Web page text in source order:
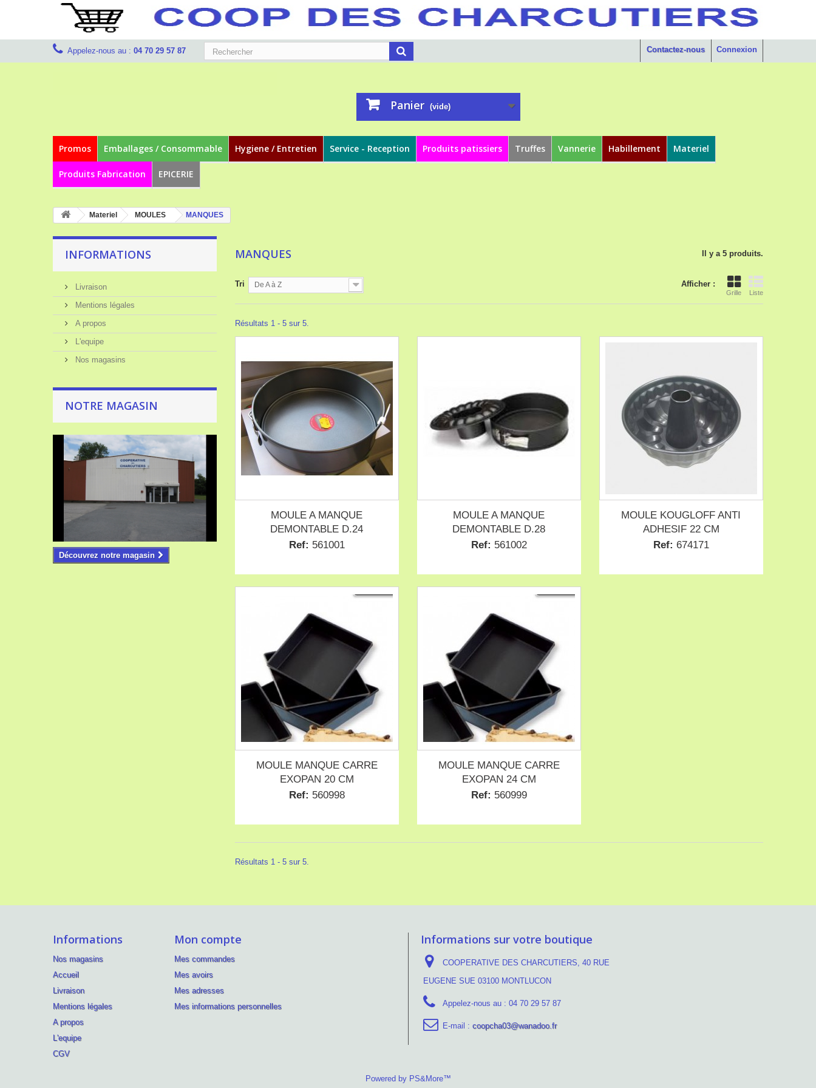
Connexion
Contactez-nous
Appelez-nous au : 04 70 29 57 87
Panier (vide)
Promos Emballages / Consommable Hygiene / Entretien Service - Reception Produits patissiers Truffes Vannerie Habillement Materiel
Produits Fabrication EPICERIE
Materiel MOULES MANQUES
INFORMATIONS
Livraison
Mentions légales
A propos
L'equipe
Nos magasins
NOTRE MAGASIN
Découvrez notre magasin
MANQUES Il y a 5 produits.
Afficher :
Grille Liste
Tri De A à Z
Résultats 1 - 5 sur 5.
MOULE A MANQUE
DEMONTABLE D.24
Ref: 561001
MOULE A MANQUE
DEMONTABLE D.28
Ref: 561002
MOULE KOUGLOFF ANTI
ADHESIF 22 CM
Ref: 674171
MOULE MANQUE CARRE
EXOPAN 20 CM
Ref: 560998
MOULE MANQUE CARRE
EXOPAN 24 CM
Ref: 560999
Résultats 1 - 5 sur 5.
Informations
Nos magasins
Accueil
Livraison
Mentions légales
A propos
L'equipe
CGV
Mon compte
Mes commandes
Mes avoirs
Mes adresses
Mes informations personnelles
Informations sur votre boutique
COOPERATIVE DES CHARCUTIERS, 40 RUE
EUGENE SUE 03100 MONTLUCON
Appelez-nous au : 04 70 29 57 87
E-mail : coopcha03@wanadoo.fr
Powered by PS&More™